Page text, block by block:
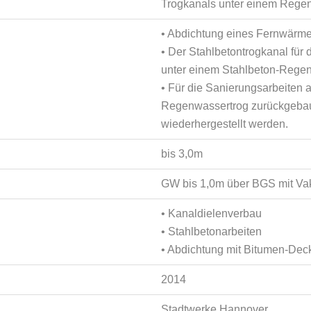
Trogkanals unter einem
• Abdichtung eines
• Der Stahlbetontrogkanal für
unter einem Stahlbeton-
• Für die Sanierungsarbeiten
Regenwassertrog
wiederhergestellt werden.
bis 3,0m
GW bis 1,0m über BGS mit
• Kanaldielenverbau
• Stahlbetonarbeiten
• Abdichtung mit Bitumen-
2014